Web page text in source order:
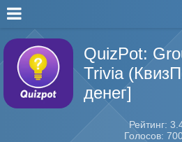
QuizPot:
Trivia
денег]
Рейтинг:
Голосов: